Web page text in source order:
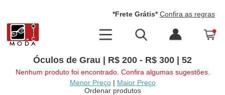
*Frete Grátis* Confira as regras
Óculos de Grau | R$ 200 - R$ 300 | 52
Nenhum produto foi encontrado. Confira algumas sugestões.
Menor Preço| Maior Preço
Ordenar produtos